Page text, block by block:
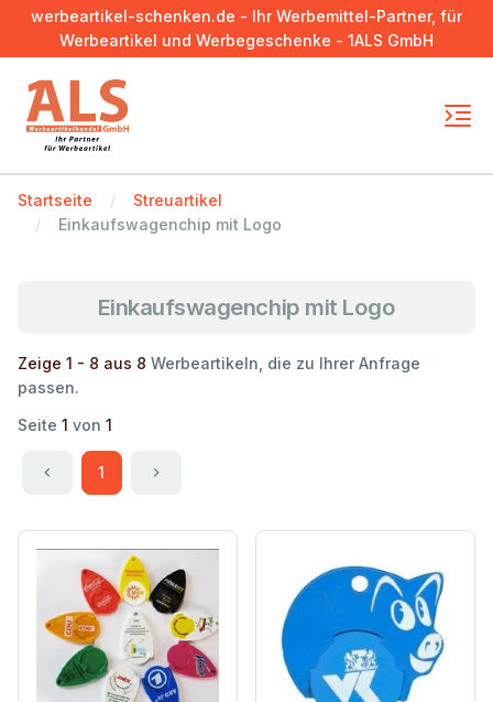
werbeartikel-schenken.de - Ihr Werbemittel-Partner, für
Werbeartikel und Werbegeschenke - 1ALS GmbH
Startseite
Streuartikel
Einkaufswagenchip mit Logo
Einkaufswagenchip mit Logo
Zeige 1 - 8 aus 8 Werbeartikeln, die zu Ihrer Anfrage
passen.
Seite 1 von 1
1